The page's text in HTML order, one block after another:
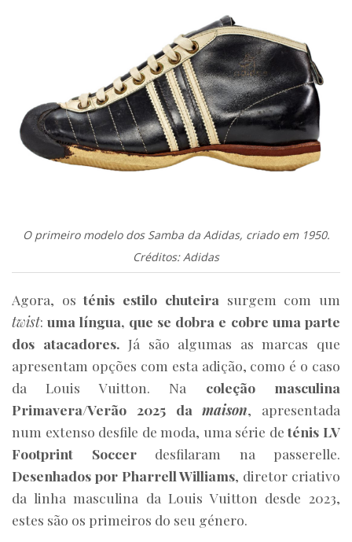
O primeiro modelo dos Samba da Adidas, criado em 1950.
Créditos: Adidas
Agora, osténis estilo chuteira surgem com um
twist:uma língua, que se dobra e cobre uma parte
dos atacadores.Já são algumas as marcas que
apresentam opções com esta adição, como é o caso
da Louis Vuitton. Na coleção masculina
Primavera/Verão 2025 damaison , apresentada
num extenso desfile de moda, uma série deténis LV
Footprint Soccerdesfilaram na passerelle.
Desenhados por Pharrell Williams , diretor criativo
da linha masculina da Louis Vuitton desde 2023,
estes são os primeiros do seu género.